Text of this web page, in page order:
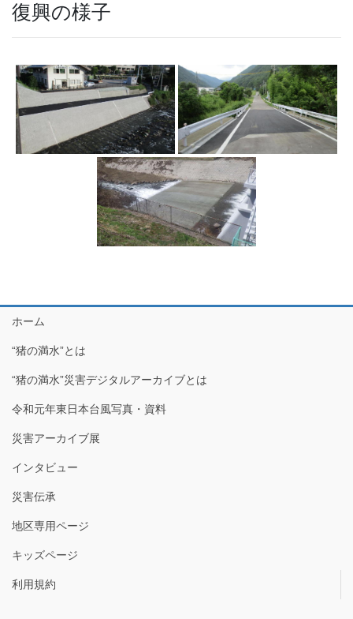
復興の様子
ホーム
“猪の満水”とは
“猪の満水”災害デジタルアーカイブとは
令和元年東日本台風写真・資料
災害アーカイブ展
インタビュー
災害伝承
地区専用ページ
キッズページ
利用規約